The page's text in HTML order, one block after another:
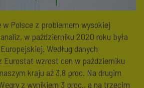
w Polsce z problemem wysokiej
w październiku 2020 roku była
Według danych
Eurostat wzrost cen w październiku
kraju aż 3,8 proc. Na drugim
z wynikiem 3 proc., a na trzecim